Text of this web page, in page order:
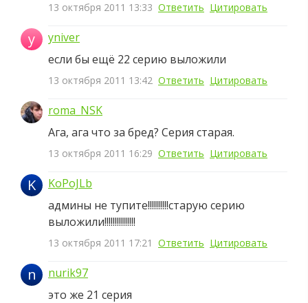
13 октября 2011 13:33 Ответить Цитировать
y
yniver
если бы ещё 22 серию выложили
13 октября 2011 13:42 Ответить Цитировать
roma_NSK
Ага, ага что за бред? Серия старая.
13 октября 2011 16:29 Ответить Цитировать
K
KoPoJLb
админы не тупите!!!!!!!!!!старую серию
выложили!!!!!!!!!!!!!!!
13 октября 2011 17:21 Ответить Цитировать
n
nurik97
это же 21 серия